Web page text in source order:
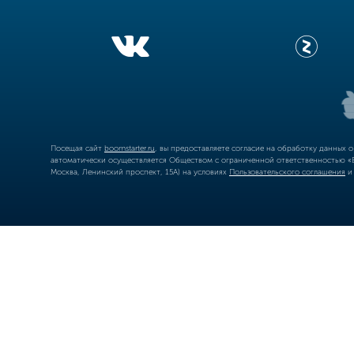
Посещая сайт boomstarter.ru , вы предоставляете согласие на обработку
автоматически осуществляется Обществом с ограниченной
Москва, Ленинский проспект, 15А) на условиях Пользовательского соглашения и